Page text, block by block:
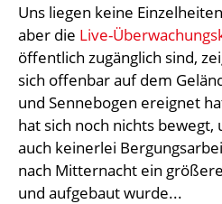
Uns liegen keine
aber die Live-
öffentlich zugänglich sind,
sich offenbar auf dem
und Sennebogen ereignet
hat sich noch nichts bewegt,
auch keinerlei
nach Mitternacht ein
und aufgebaut wurde...